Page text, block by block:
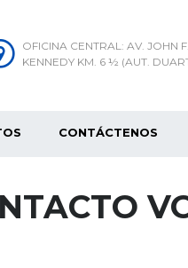
OFICINA CENTRAL: AV. JOHN F.
KENNEDY KM. 6 ½ (AUT.
CONTÁCTENOS